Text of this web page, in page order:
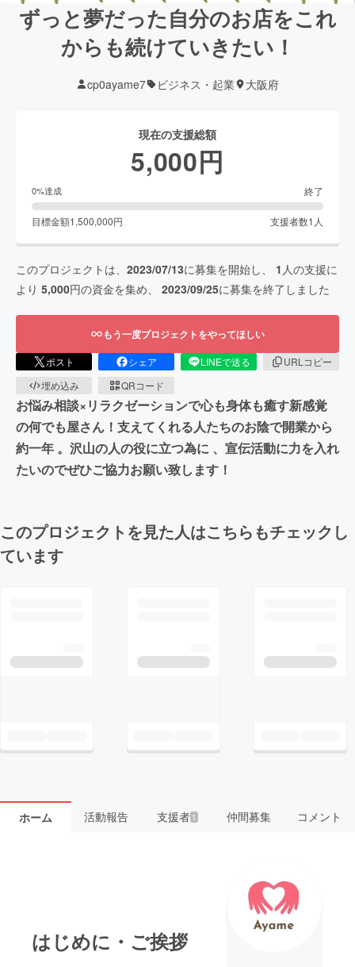
ずっと夢だった自分のお店をこれ
からも続けていきたい！
cp0ayame7 ビジネス・起業 大阪府
現在の支援総額
5,000円
0%達成 終了
目標金額1,500,000円 支援者数1 人
このプロジェクトは、 2023/07/13に募集を開始し、 1 人の支援に
より 5,000円の資金を集め、 2023/09/25に募集を終了しました
もう一度プロジェクトをやってほしい
ポスト シェア LINEで送る
URLコピー
埋め込み
QRコード
お悩み相談×リラクゼーションで心も身体も癒す新感覚
の何でも屋さん！支えてくれる人たちのお陰で開業から
約一年 。沢山の人の役に立つ為に 、宣伝活動に力を入れ
たいのでぜひご協力お願い致します！
このプロジェクトを見た人はこちらもチェックし
ています
ホーム 活動報告 支援者 1 仲間募集 コメント
はじめに・ご挨拶